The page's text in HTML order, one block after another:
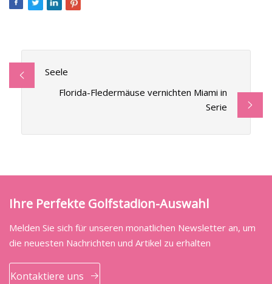
Seele
Florida-Fledermäuse vernichten Miami in
Serie
Ihre Perfekte Golfstadion-Auswahl
Melden Sie sich für unseren monatlichen Newsletter an, um
die neuesten Nachrichten und Artikel zu erhalten
Kontaktiere uns